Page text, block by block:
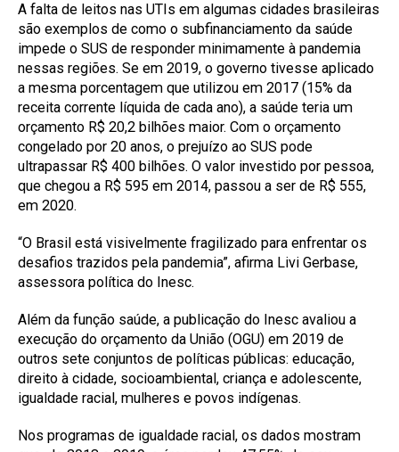
A falta de leitos nas UTIs em algumas cidades brasileiras
são exemplos de como o subfinanciamento da saúde
impede o SUS de responder minimamente à pandemia
nessas regiões. Se em 2019, o governo tivesse aplicado
a mesma porcentagem que utilizou em 2017 (15% da
receita corrente líquida de cada ano), a saúde teria um
orçamento R$ 20,2 bilhões maior. Com o orçamento
congelado por 20 anos, o prejuízo ao SUS pode
ultrapassar R$ 400 bilhões. O valor investido por pessoa,
que chegou a R$ 595 em 2014, passou a ser de R$ 555,
em 2020.
“O Brasil está visivelmente fragilizado para enfrentar os
desafios trazidos pela pandemia”, afirma Livi Gerbase,
assessora política do Inesc.
Além da função saúde, a publicação do Inesc avaliou a
execução do orçamento da União (OGU) em 2019 de
outros sete conjuntos de políticas públicas: educação,
direito à cidade, socioambiental, criança e adolescente,
igualdade racial, mulheres e povos indígenas.
Nos programas de igualdade racial, os dados mostram